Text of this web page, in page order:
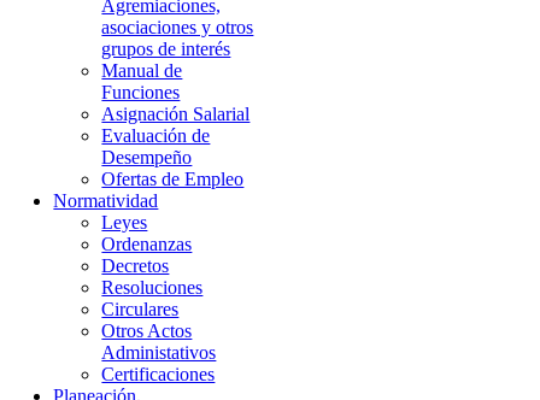
Agremiaciones,
asociaciones y otros
grupos de interés
Manual de
Funciones
Asignación Salarial
Evaluación de
Desempeño
Ofertas de Empleo
Normatividad
Leyes
Ordenanzas
Decretos
Resoluciones
Circulares
Otros Actos
Administativos
Certificaciones
Planeación,